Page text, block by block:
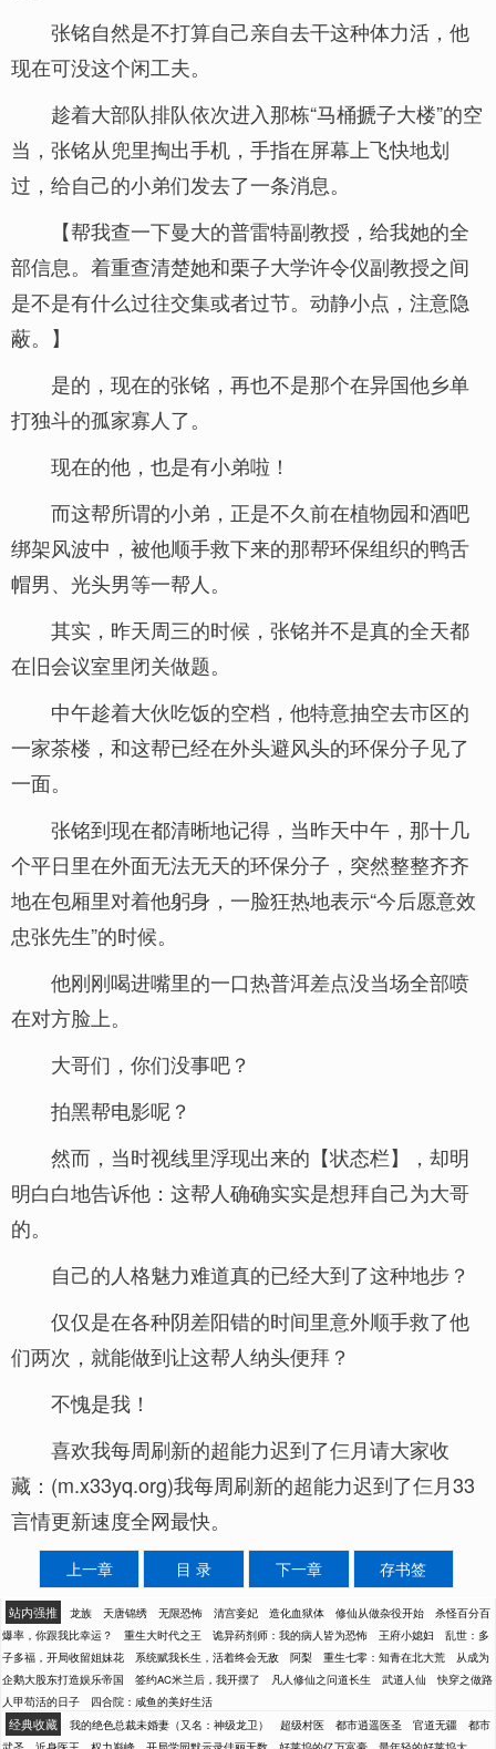
张铭自然是不打算自己亲自去干这种体力活，他
现在可没这个闲工夫。
趁着大部队排队依次进入那栋“马桶搋子大楼”的空
当，张铭从兜里掏出手机，手指在屏幕上飞快地划
过，给自己的小弟们发去了一条消息。
【帮我查一下曼大的普雷特副教授，给我她的全
部信息。着重查清楚她和栗子大学许令仪副教授之间
是不是有什么过往交集或者过节。动静小点，注意隐
蔽。】
是的，现在的张铭，再也不是那个在异国他乡单
打独斗的孤家寡人了。
现在的他，也是有小弟啦！
而这帮所谓的小弟，正是不久前在植物园和酒吧
绑架风波中，被他顺手救下来的那帮环保组织的鸭舌
帽男、光头男等一帮人。
其实，昨天周三的时候，张铭并不是真的全天都
在旧会议室里闭关做题。
中午趁着大伙吃饭的空档，他特意抽空去市区的
一家茶楼，和这帮已经在外头避风头的环保分子见了
一面。
张铭到现在都清晰地记得，当昨天中午，那十几
个平日里在外面无法无天的环保分子，突然整整齐齐
地在包厢里对着他躬身，一脸狂热地表示“今后愿意效
忠张先生”的时候。
他刚刚喝进嘴里的一口热普洱差点没当场全部喷
在对方脸上。
大哥们，你们没事吧？
拍黑帮电影呢？
然而，当时视线里浮现出来的【状态栏】，却明
明白白地告诉他：这帮人确确实实是想拜自己为大哥
的。
自己的人格魅力难道真的已经大到了这种地步？
仅仅是在各种阴差阳错的时间里意外顺手救了他
们两次，就能做到让这帮人纳头便拜？
不愧是我！
喜欢我每周刷新的超能力迟到了仨月请大家收
藏：(m.x33yq.org)我每周刷新的超能力迟到了仨月33
言情更新速度全网最快。
上一章 目 录 下一章 存书签
站内强推 龙族 天唐锦绣 无限恐怖 清宫妾妃 造化血狱体 修仙从做杂役开始
杀怪百分百
爆率，你跟我比幸运？
重生大时代之王 诡异药剂师：我的病人皆为恐怖 王府小媳妇
乱世：多
子多福，开局收留姐妹花
系统赋我长生，活着终会无敌 阿梨 重生七零：知青在北大荒
从成为
企鹅大股东打造娱乐帝国
签约AC米兰后，我开摆了 凡人修仙之问道长生 武道人仙
快穿之做路
人甲苟活的日子
四合院：咸鱼的美好生活
经典收藏 我的绝色总裁未婚妻（又名：神级龙卫） 超级村医 都市逍遥医圣 官道无疆
都市